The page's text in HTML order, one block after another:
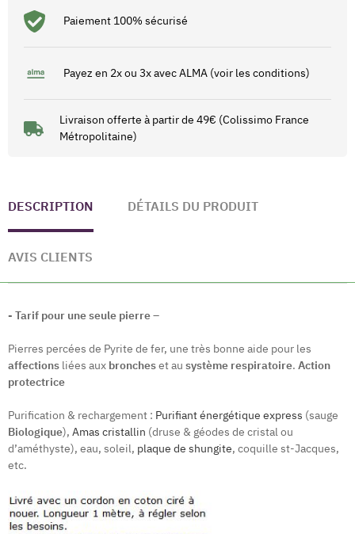
Paiement 100% sécurisé
Payez en 2x ou 3x avec ALMA (voir les conditions)
Livraison offerte à partir de 49€ (Colissimo France
Métropolitaine)
DESCRIPTION DÉTAILS DU PRODUIT
AVIS CLIENTS
- Tarif pour une seule pierre –
Pierres percées de Pyrite de fer, une très bonne aide pour les
affections liées aux broncheset au système respiratoire. Action
protectrice
Purification & rechargement : Purifiant énergétique express (sauge
Biologique), Amas cristallin (druse & géodes de cristal ou
d’améthyste), eau, soleil, plaque de shungite, coquille st-Jacques,
etc.